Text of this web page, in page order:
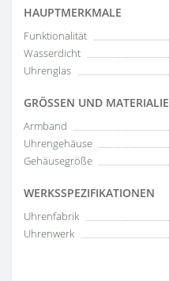
HAUPTMERKMALE
Funktionalität
Wasserdicht
Uhrenglas
GRÖSSEN UND MATERIALIEN
Armband
Uhrengehäuse
Gehäusegröße
WERKSSPEZIFIKATIONEN
Uhrenfabrik
Uhrenwerk